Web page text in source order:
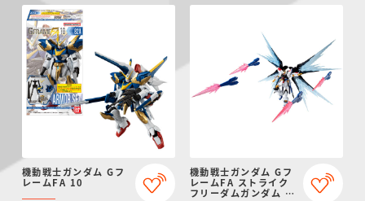
機動戦士ガンダム Gフ
レームFA 10
機動戦士ガンダム Gフ
レームFA ストライク
フリーダムガンダム オ